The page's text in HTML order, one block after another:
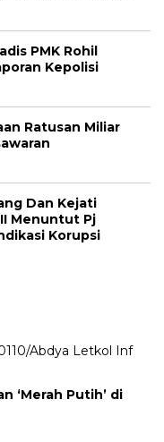
PMK Rohil
Kepolisi
Ratusan Miliar
Dan Kejati
Menuntut Pj
Korupsi
‘Merah Putih’ di